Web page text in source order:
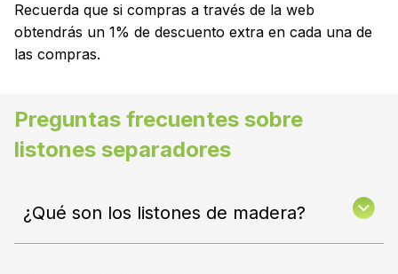
Recuerda que si compras a través de la web
obtendrás un 1% de descuento extra en cada una de
las compras.
Preguntas frecuentes sobre
listones separadores
¿Qué son los listones de madera?
Son piezas alargadas de madera utilizadas en